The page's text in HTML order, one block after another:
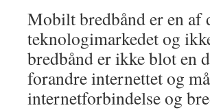
Mobilt bredbånd er en af
teknologimarkedet og
bredbånd er ikke blot en
forandre internettet og
internetforbindelse og